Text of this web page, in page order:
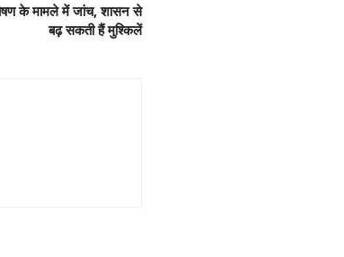
के मामले में जांच, शासन से
बढ़ सकती हैं मुश्किलें